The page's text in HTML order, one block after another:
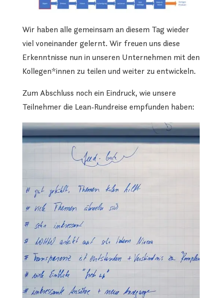
Wir haben alle gemeinsam an diesem Tag wieder
viel voneinander gelernt. Wir freuen uns diese
Erkenntnisse nun in unseren Unternehmen mit den
Kollegen*innen zu teilen und weiter zu entwickeln.
Zum Abschluss noch ein Eindruck, wie unsere
Teilnehmer die Lean-Rundreise empfunden haben: